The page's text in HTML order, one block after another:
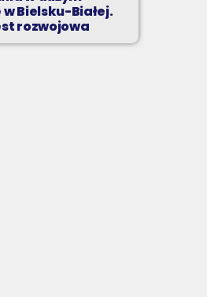
Bielsku-Białej.
rozwojowa